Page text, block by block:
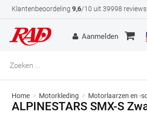
Klantenbeoordeling 9,6/10 uit 39998 reviews
Aanmelden
Home > Motorkleding > Motorlaarzen en -
ALPINESTARS SMX-S